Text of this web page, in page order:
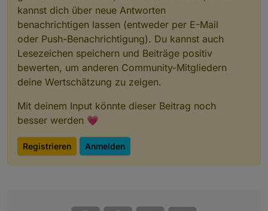
kannst dich über neue Antworten
benachrichtigen lassen (entweder per E-Mail
oder Push-Benachrichtigung). Du kannst auch
Lesezeichen speichern und Beiträge positiv
bewerten, um anderen Community-Mitgliedern
deine Wertschätzung zu zeigen.
Mit deinem Input könnte dieser Beitrag noch
besser werden 💗
Registrieren Anmelden